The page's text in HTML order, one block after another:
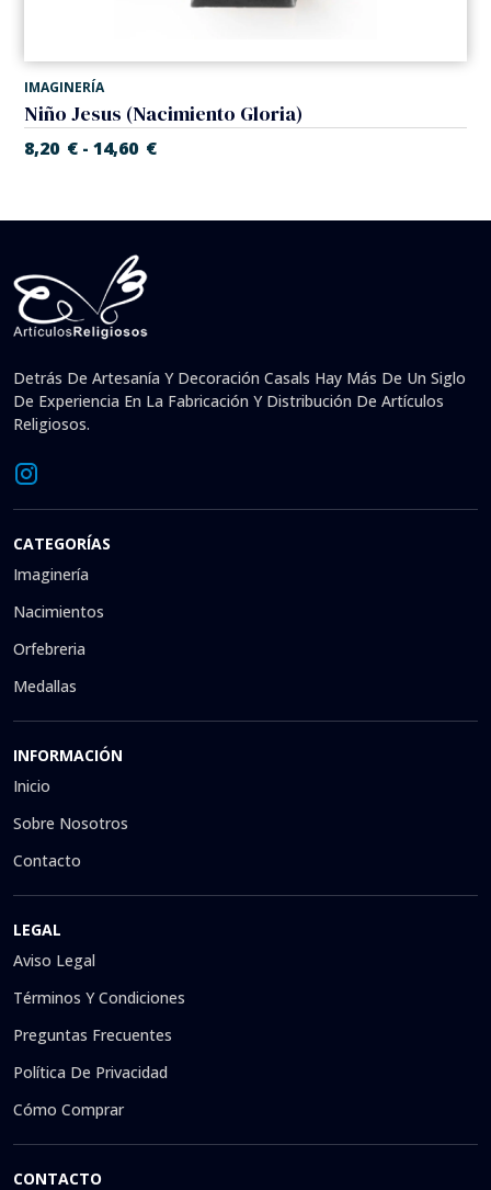
IMAGINERÍA
Niño Jesus (Nacimiento Gloria)
8,20 € - 14,60 €
Detrás De Artesanía Y Decoración Casals Hay Más De Un Siglo
De Experiencia En La Fabricación Y Distribución De Artículos
Religiosos.
CATEGORÍAS
Imaginería
Nacimientos
Orfebreria
Medallas
INFORMACIÓN
Inicio
Sobre Nosotros
Contacto
LEGAL
Aviso Legal
Términos Y Condiciones
Preguntas Frecuentes
Política De Privacidad
Cómo Comprar
CONTACTO